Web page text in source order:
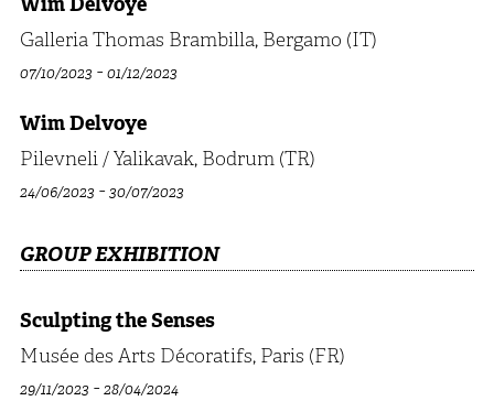
Galleria Thomas Brambilla, Bergamo (IT)
07/10/2023 -01/12/2023
Wim Delvoye
Pilevneli / Yalikavak, Bodrum (TR)
24/06/2023 -30/07/2023
GROUP EXHIBITION
Sculpting the Senses
Musée des Arts Décoratifs, Paris (FR)
29/11/2023 -28/04/2024